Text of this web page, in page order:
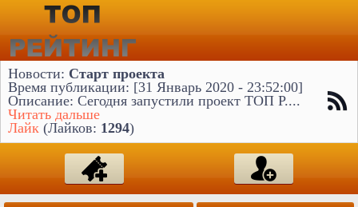
Новости: Старт проекта
Время публикации: [31 Январь 2020 - 23:52:00]
Описание: Сегодня запустили проект ТОП Р....
Читать дальше
Лайк (Лайков: 1294)